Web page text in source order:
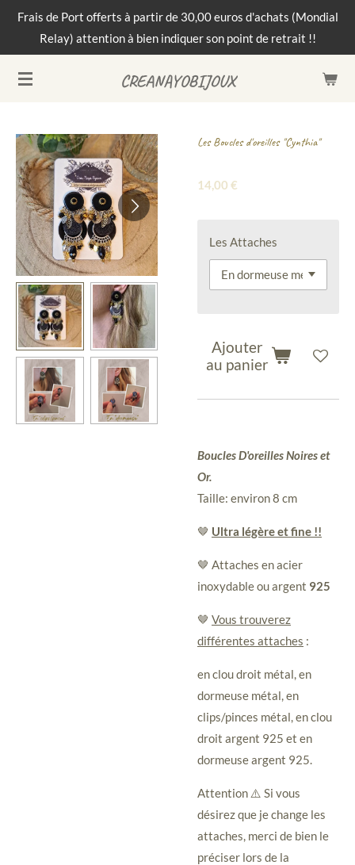
Passer
principal
CREANAYOBIJOUX
Frais de Port offerts à partir de 30,00 euros d'achats (Mondial
Relay) attention à bien indiquer son point de retrait !!
Les Boucles d'oreilles "Cynthia"
14,00 €
Les Attaches
Ajouter
au panier
Boucles D'oreilles Noires et
Or.
Taille: environ 8 cm
🤎 Ultra légère et fine !!
🤎 Attaches en acier
inoxydable ou argent 925
🤎 Vous trouverez
différentes attaches :
en clou droit métal, en
dormeuse métal, en
clips/pinces métal, en clou
droit argent 925 et en
dormeuse argent 925.
Attention ⚠️ Si vous
désirez que je change les
attaches, merci de bien le
préciser lors de la